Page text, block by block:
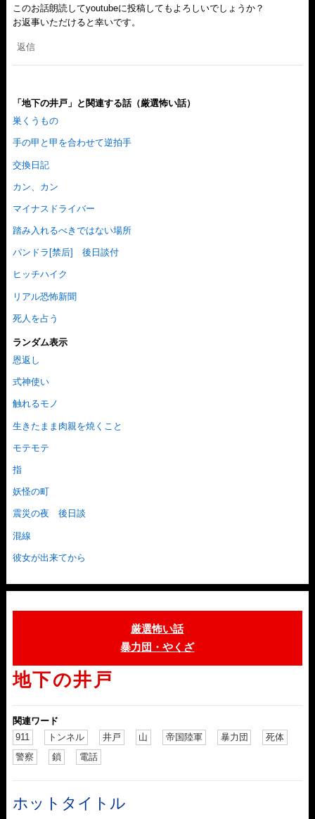
このお話朗読してyoutubeに投稿してもよろしいでしょうか？
お返事いただけると幸いです。
返信
「地下の井戸」と関連する話（厳選怖い話）
巣くうもの
手の甲と甲を合わせて逆拍手
交換日記
カン、カン
マイナスドライバー
踏み入れるべきではない場所
パンドラ[禁后] 後日談付
ヒッチハイク
リアル恐怖新聞
死人を占う
ランダム表示
恩返し
式神使い
触れるモノ
生きたまま肉親を焼くこと
モテモテ
指
妖怪の町
震災の夜 後日談
混線
彼女が出来てから
厳選怖い話
暴力団・やくざ
地下の井戸
関連ワード
911
トンネル 井戸 山 帝国陸軍 暴力団
死体
警察
鎖 電話
ホットタイトル